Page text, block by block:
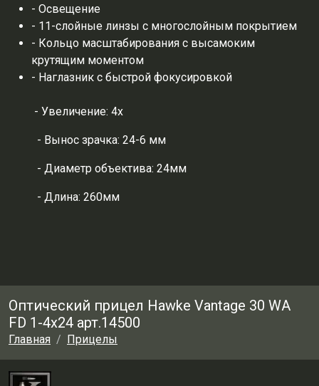
- Освещение
- 11-слойные линзы с многослойным покрытием
- Кольцо масштабирования с высамоким
крутящим моментом
- Наглазник с быстрой фокусировкой
- Увеличение: 4х
- Вынос зрачка: 24-6 мм
- Диаметр объектива: 24мм
- Длина: 260мм
Оптический прицел Hawke Vantage 30 WA
FD 1-4x24 арт.14500
Главная Прицелы